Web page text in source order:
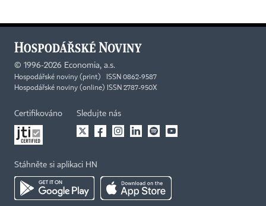
© 1996-2026 Economia, a.s.
Hospodářské noviny (print) ISSN 0862-9587
Hospodářské noviny (online) ISSN 2787-950X
Certifikováno Sledujte nás
Stáhněte si aplikaci HN